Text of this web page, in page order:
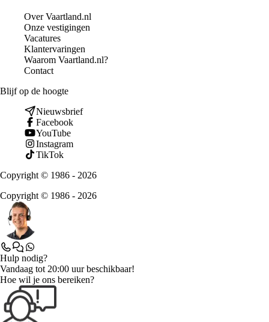
Over Vaartland.nl
Onze vestigingen
Vacatures
Klantervaringen
Waarom Vaartland.nl?
Contact
Blijf op de hoogte
Nieuwsbrief
Facebook
YouTube
Instagram
TikTok
Copyright © 1986 - 2026
Copyright © 1986 - 2026
Hulp nodig?
Vandaag tot 20:00 uur beschikbaar!
Hoe wil je ons bereiken?